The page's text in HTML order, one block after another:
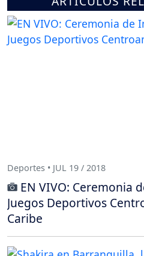
Deportes • JUL 19 / 2018
EN VIVO: Ceremonia
Juegos Deportivos
Caribe